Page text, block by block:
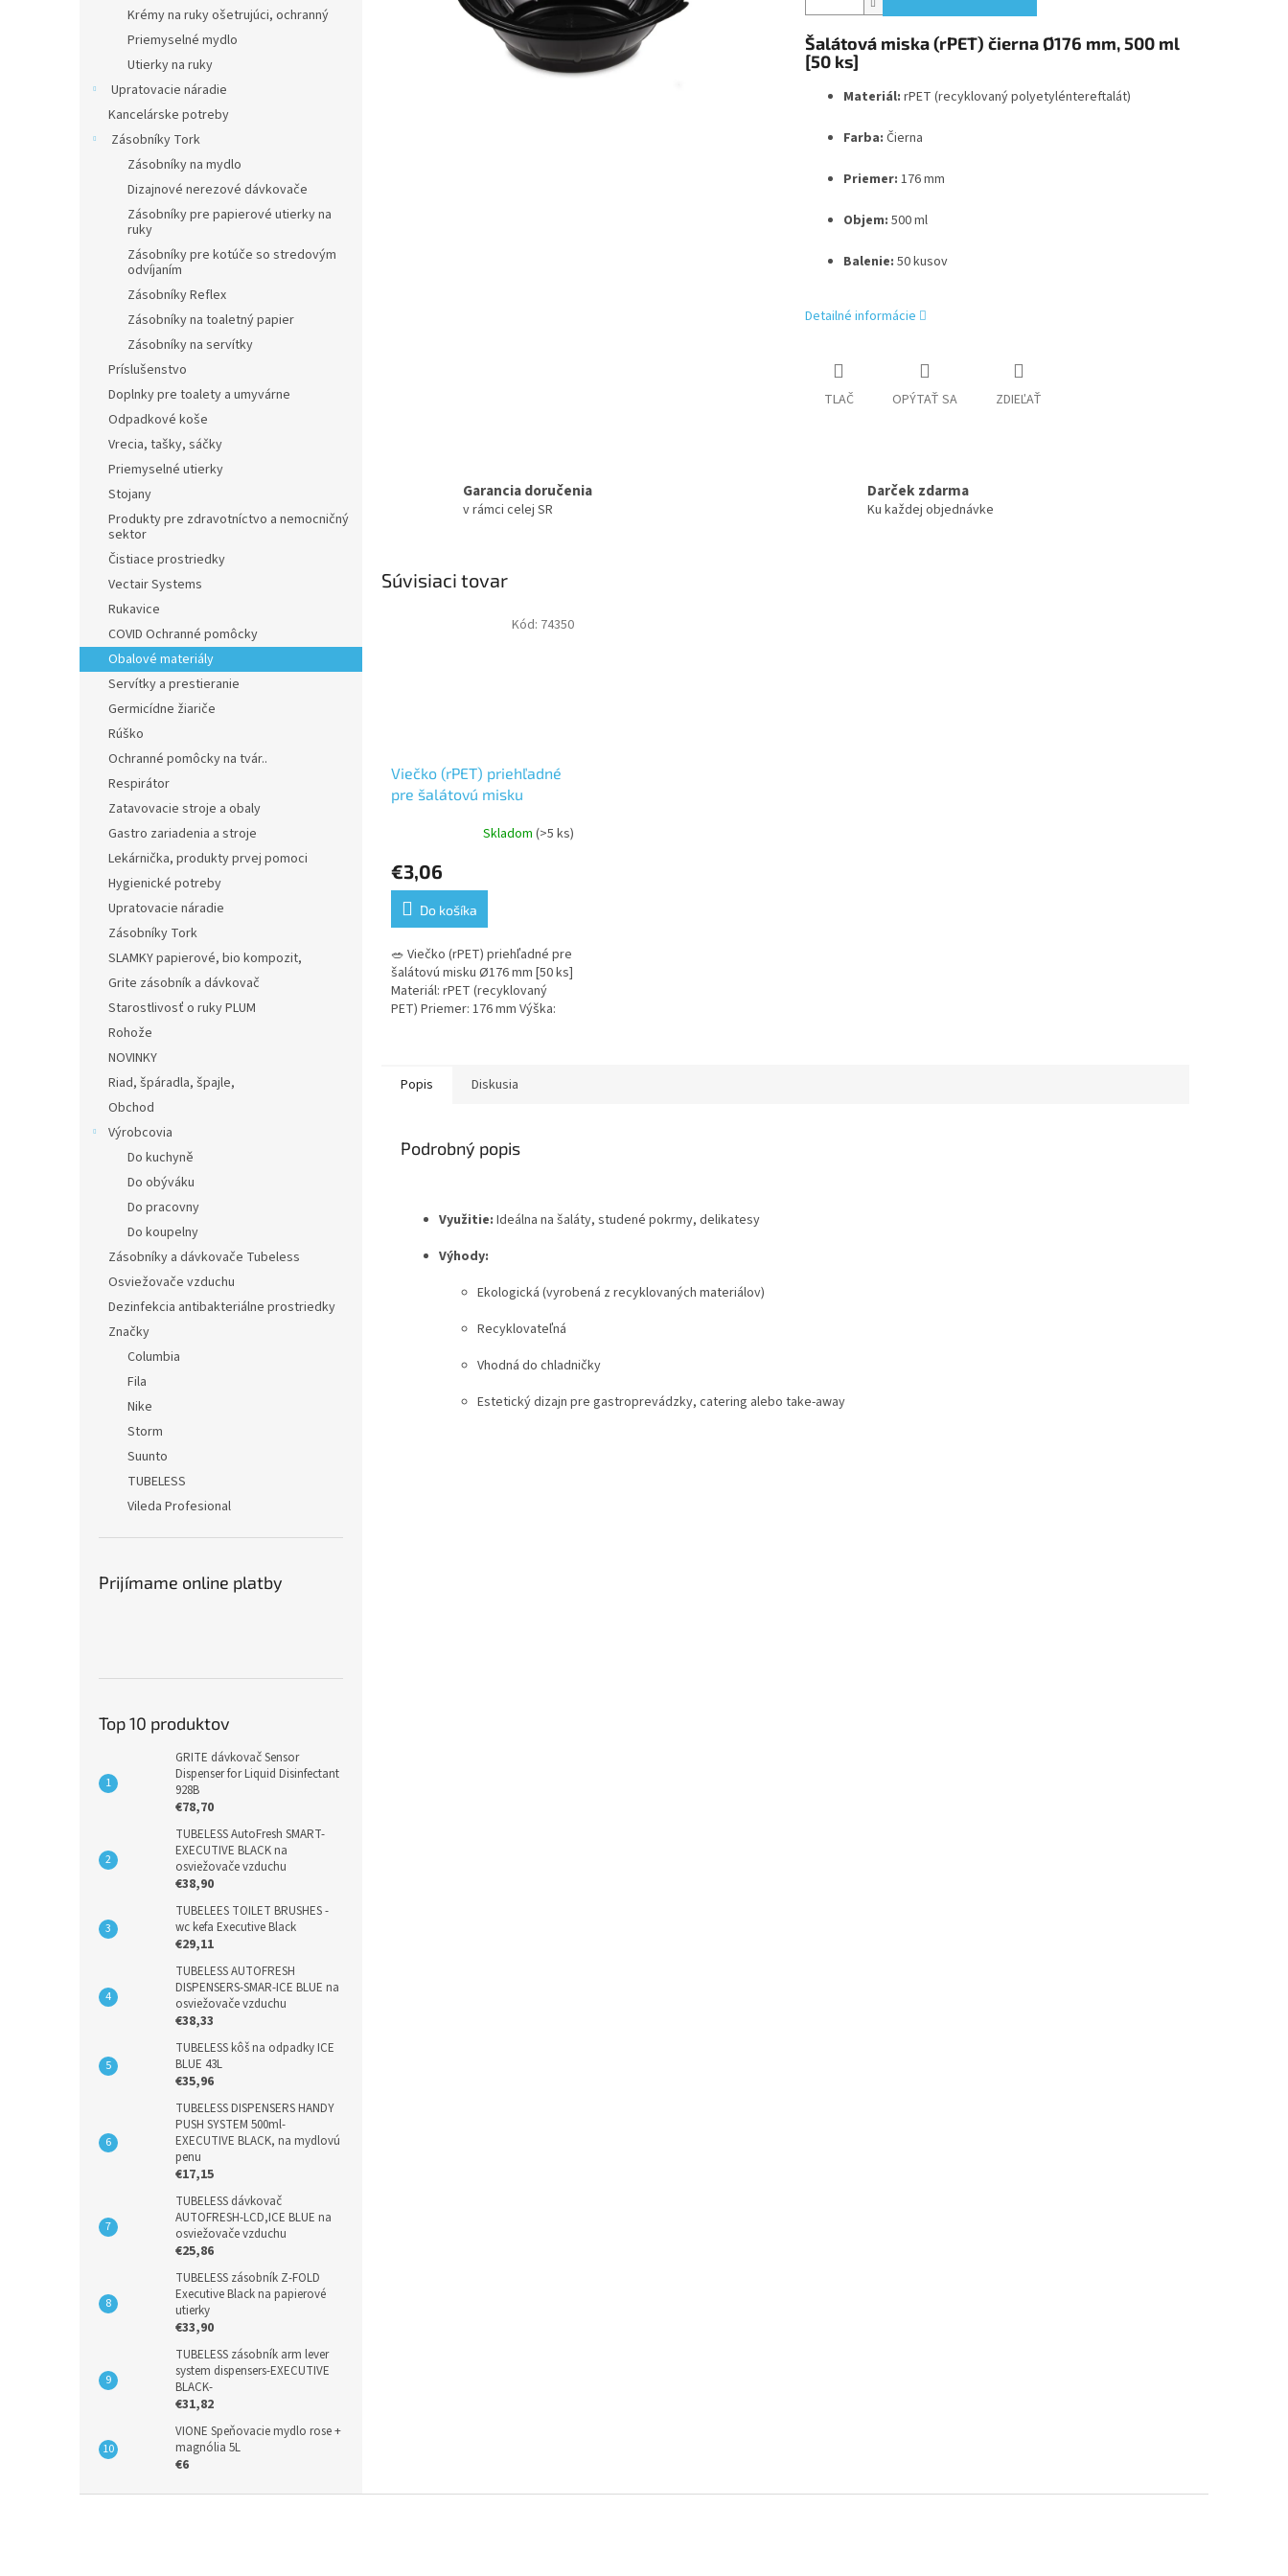
Krémy na ruky ošetrujúci, ochranný
Priemyselné mydlo
Utierky na ruky
Upratovacie náradie
Kancelárske potreby
Zásobníky Tork
Zásobníky na mydlo
Dizajnové nerezové dávkovače
Zásobníky pre papierové utierky na
ruky
Zásobníky pre kotúče so stredovým
odvíjaním
Zásobníky Reflex
Zásobníky na toaletný papier
Zásobníky na servítky
Príslušenstvo
Doplnky pre toalety a umyvárne
Odpadkové koše
Vrecia, tašky, sáčky
Priemyselné utierky
Stojany
Produkty pre zdravotníctvo a nemocničný
sektor
Čistiace prostriedky
Vectair Systems
Rukavice
COVID Ochranné pomôcky
Obalové materiály
Servítky a prestieranie
Germicídne žiariče
Rúško
Ochranné pomôcky na tvár..
Respirátor
Zatavovacie stroje a obaly
Gastro zariadenia a stroje
Lekárnička, produkty prvej pomoci
Hygienické potreby
Upratovacie náradie
Zásobníky Tork
SLAMKY papierové, bio kompozit,
Grite zásobník a dávkovač
Starostlivosť o ruky PLUM
Rohože
NOVINKY
Riad, špáradla, špajle,
Obchod
Výrobcovia
Do kuchyně
Do obýváku
Do pracovny
Do koupelny
Zásobníky a dávkovače Tubeless
Osviežovače vzduchu
Dezinfekcia antibakteriálne prostriedky
Značky
Columbia
Fila
Nike
Storm
Suunto
TUBELESS
Vileda Profesional
Prijímame online platby
Top 10 produktov
GRITE dávkovač Sensor
Dispenser for Liquid Disinfectant
928B
€78,70
TUBELESS AutoFresh SMART-
EXECUTIVE BLACK na
osviežovače vzduchu
€38,90
TUBELEES TOILET BRUSHES -
wc kefa Executive Black
€29,11
TUBELESS AUTOFRESH
DISPENSERS-SMAR-ICE BLUE na
osviežovače vzduchu
€38,33
TUBELESS kôš na odpadky ICE
BLUE 43L
€35,96
TUBELESS DISPENSERS HANDY
PUSH SYSTEM 500ml-
EXECUTIVE BLACK, na mydlovú
penu
€17,15
TUBELESS dávkovač
AUTOFRESH-LCD,ICE BLUE na
osviežovače vzduchu
€25,86
TUBELESS zásobník Z-FOLD
Executive Black na papierové
utierky
€33,90
TUBELESS zásobník arm lever
system dispensers-EXECUTIVE
BLACK-
€31,82
VIONE Speňovacie mydlo rose +
magnólia 5L
€6
Šalátová miska (rPET) čierna Ø176 mm, 500 ml
[50 ks]
Materiál: rPET (recyklovaný polyetyléntereftalát)
Farba: Čierna
Priemer: 176 mm
Objem: 500 ml
Balenie: 50 kusov
Detailné informácie
TLAČ OPÝTAŤ SA ZDIEĽAŤ
Garancia doručenia
v rámci celej SR
Darček zdarma
Ku každej objednávke
Súvisiaci tovar
Viečko (rPET) priehľadné
pre šalátovú misku
produktu
je
5,0
z
hviezdičiek.
Skladom (>5 ks)
€3,06
Do košíka
🥗 Viečko (rPET) priehľadné pre
šalátovú misku Ø176 mm [50 ks]
Materiál: rPET (recyklovaný
PET) Priemer: 176 mm Výška:
Kód: 74350
Popis Diskusia
Podrobný popis
Využitie: Ideálna na šaláty, studené pokrmy, delikatesy
Výhody:
Ekologická (vyrobená z recyklovaných materiálov)
Recyklovateľná
Vhodná do chladničky
Estetický dizajn pre gastroprevádzky, catering alebo take-away